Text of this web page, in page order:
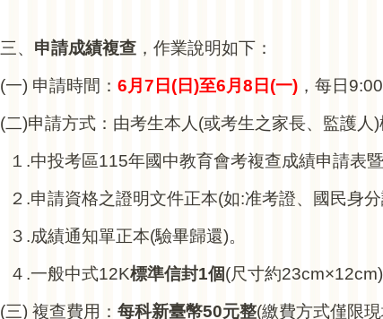
三、 申請成績複查 ，作業說明如下：
(一) 申請時間： 6月7日(日)至6月8日(一) ，每日
(二)申請方式：由考生本人(或考生之家長、監護人
１.中投考區115年國中教育會考複查成績申請表
２.申請資格之證明文件正本(如:准考證、國民身
３.成績通知單正本(驗畢歸還)。
４.一般中式12K標準信封1個(尺寸約
(三) 複查費用： 每科新臺幣50元整(繳費方式僅限現